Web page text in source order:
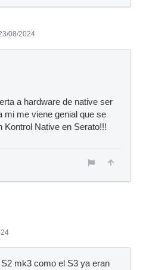
08/2024
a hardware de native ser
mi me viene genial que se
Kontrol Native en Serato!!!
mk3 como el S3 ya eran